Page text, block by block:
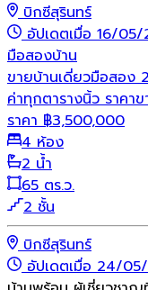
บิกซีสุรินทร์
อัปเดตเมื่อ 16/
มือสองบ้าน
ขายบ้านเดี่ยวมือสอง
ค่าทุกตารางนิ้ว ราคา
ราคา ฿3,500,000
4 ห้อง
2 น้ำ
65 ตร.ว.
2 ชั้น
บิกซีสุรินทร์
อัปเดตเมื่อ 24/